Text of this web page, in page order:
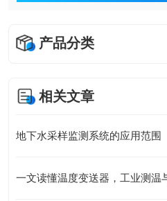
产品分类
相关文章
地下水采样监测系统的应用范围